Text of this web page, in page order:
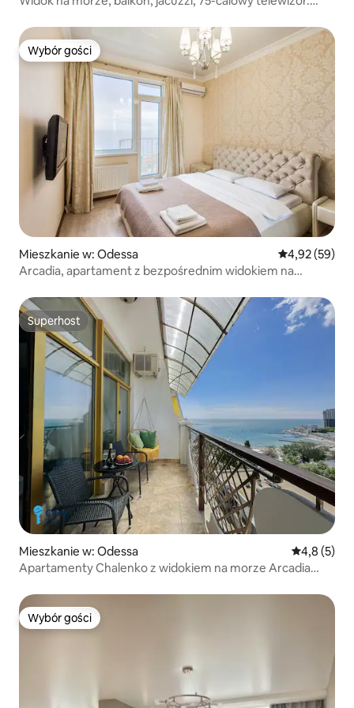
Wybór gości
Wybór gości
Mieszkanie w: Odessa Średnia
4,92 (59)
Arcadia, apartament z bezpośrednim widokiem na
Superhost
Superhost
Mieszkanie w: Odessa Średnia
4,8 (5)
Apartamenty Chalenko z widokiem na morze Arcadia
Wybór gości
Wybór gości